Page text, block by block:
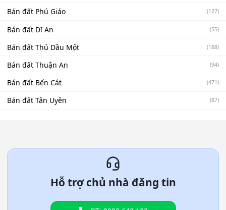
Bán đất Phú Giáo (127)
Bán đất Dĩ An (55)
Bán đất Thủ Dầu Một (188)
Bán đất Thuận An (94)
Bán đất Bến Cát (471)
Bán đất Tân Uyên (87)
Hỗ trợ chủ nhà đăng tin